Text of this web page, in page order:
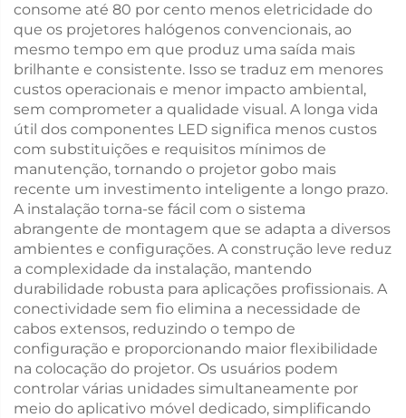
consome até 80 por cento menos eletricidade do
que os projetores halógenos convencionais, ao
mesmo tempo em que produz uma saída mais
brilhante e consistente. Isso se traduz em menores
custos operacionais e menor impacto ambiental,
sem comprometer a qualidade visual. A longa vida
útil dos componentes LED significa menos custos
com substituições e requisitos mínimos de
manutenção, tornando o projetor gobo mais
recente um investimento inteligente a longo prazo.
A instalação torna-se fácil com o sistema
abrangente de montagem que se adapta a diversos
ambientes e configurações. A construção leve reduz
a complexidade da instalação, mantendo
durabilidade robusta para aplicações profissionais. A
conectividade sem fio elimina a necessidade de
cabos extensos, reduzindo o tempo de
configuração e proporcionando maior flexibilidade
na colocação do projetor. Os usuários podem
controlar várias unidades simultaneamente por
meio do aplicativo móvel dedicado, simplificando